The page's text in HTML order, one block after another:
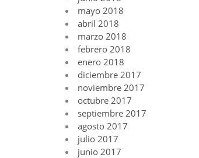
mayo 2018
abril 2018
marzo 2018
febrero 2018
enero 2018
diciembre 2017
noviembre 2017
octubre 2017
septiembre 2017
agosto 2017
julio 2017
junio 2017